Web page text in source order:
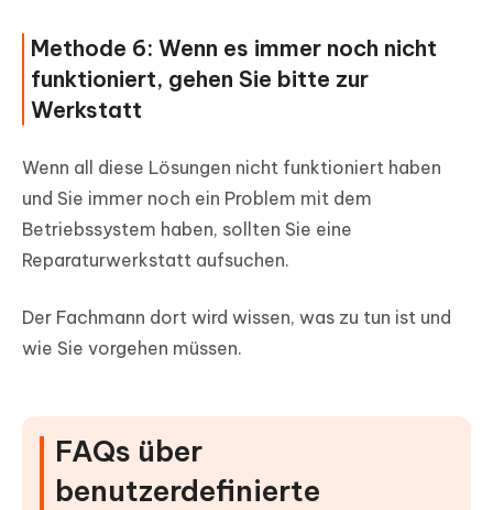
Methode 6: Wenn es immer noch nicht
funktioniert, gehen Sie bitte zur
Werkstatt
Wenn all diese Lösungen nicht funktioniert haben
und Sie immer noch ein Problem mit dem
Betriebssystem haben, sollten Sie eine
Reparaturwerkstatt aufsuchen.
Der Fachmann dort wird wissen, was zu tun ist und
wie Sie vorgehen müssen.
FAQs über
benutzerdefinierte